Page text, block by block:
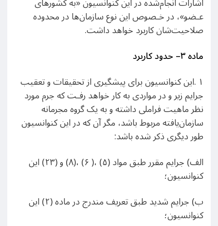
عـضو»، در خـصوص این نوع سازمان‌ها در محدوده
صلاحیت‌شان کاربرد خواهد داشت.
ماده۳– حدود کاربرد
۱ .این کنوانسیون برای پیشگیری از تحقیقات و تعقیب
جرایم زیر و در مواردی به کار خواهد رفـت که جرم مورد
نظر ماهیت فراملی داشته و به یک گروه مجرمانه
سازمان‌یافته مربوط باشد، مگر آن که در این کنوانسیون
طور دیگری ذکر شده باشد:
الف) جرایم مقرر طبق مواد (۵) ،( ۶) ،(٨) و (۲۳) این
کنوانسیون؛
ب) جرایم شدید طبق تعریف مندرج در ماده (٢) این
کنوانسیون؛